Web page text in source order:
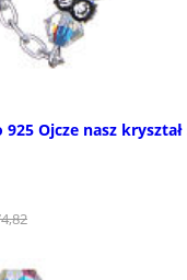
925 Ojcze nasz